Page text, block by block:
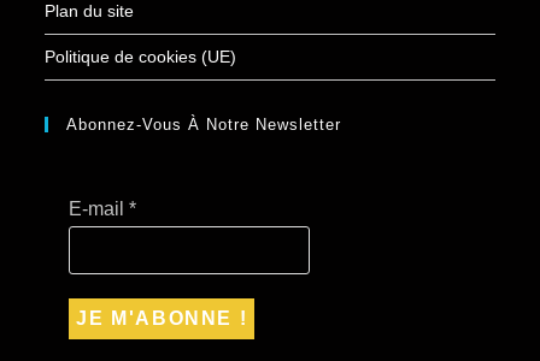
Plan du site
Politique de cookies (UE)
Abonnez-Vous À Notre Newsletter
E-mail*